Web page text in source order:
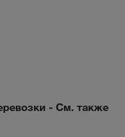
- См. также